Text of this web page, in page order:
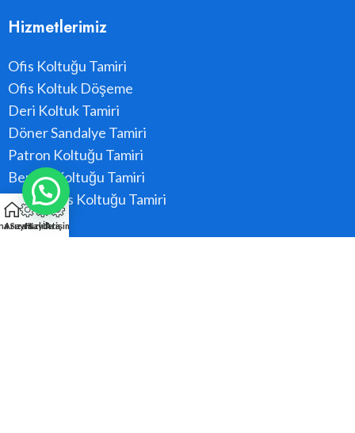
Hizmetlerimiz
Ofis Koltuğu Tamiri
Ofis Koltuk Döşeme
Deri Koltuk Tamiri
Döner Sandalye Tamiri
Patron Koltuğu Tamiri
Berber Koltuğu Tamiri
Konferans Koltuğu Tamiri
Sayfa
Arıza Kaydı
Hızlı Ara
İletişim